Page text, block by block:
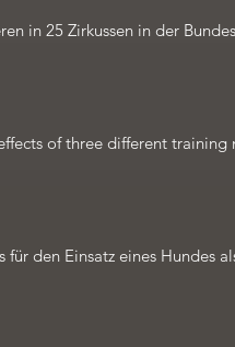
in 25 Zirkussen in der
of three different
den Einsatz eines Hundes